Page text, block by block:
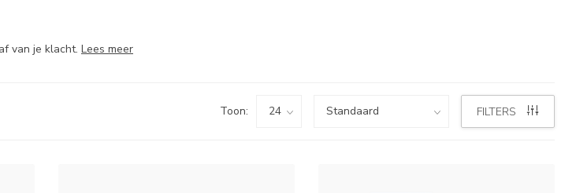
van je klacht. Lees meer
Toon: FILTERS